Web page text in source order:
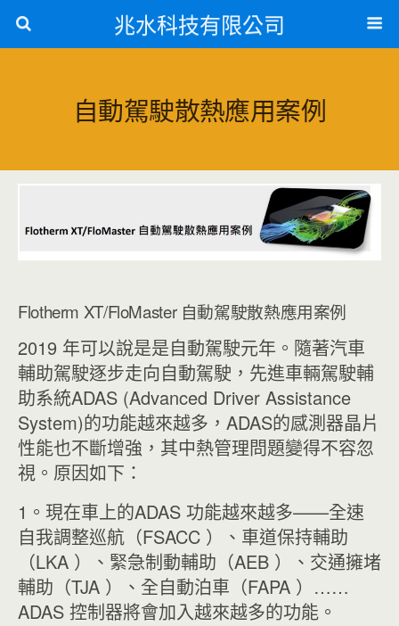
兆水科技有限公司
自動駕駛散熱應用案例
Flotherm XT/FloMaster 自動駕駛散熱應用案例
2019 年可以說是是自動駕駛元年。隨著汽車
輔助駕駛逐步走向自動駕駛，先進車輛駕駛輔
助系統ADAS (Advanced Driver Assistance
System)的功能越來越多，ADAS的感測器晶片
性能也不斷增強，其中熱管理問題變得不容忽
視。原因如下：
1。現在車上的ADAS 功能越來越多——全速
自我調整巡航（FSACC ）、車道保持輔助
（LKA ）、緊急制動輔助（AEB ）、交通擁堵
輔助（TJA ）、全自動泊車（FAPA ）……
ADAS 控制器將會加入越來越多的功能。